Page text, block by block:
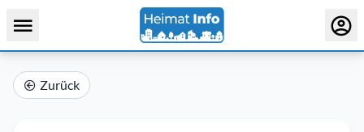
Zurück